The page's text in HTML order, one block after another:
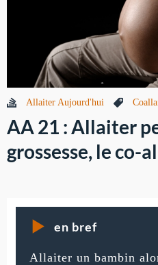
Allaiter Aujourd'hui
AA 21 : Allaiter
grossesse, le co-
en bref
Allaiter un bambin